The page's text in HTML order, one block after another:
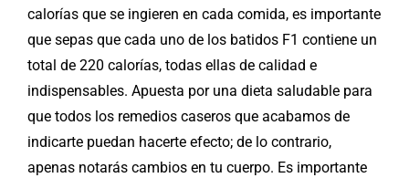
calorías que se ingieren en cada comida, es importante
que sepas que cada uno de los batidos F1 contiene un
total de 220 calorías, todas ellas de calidad e
indispensables. Apuesta por una dieta saludable para
que todos los remedios caseros que acabamos de
indicarte puedan hacerte efecto; de lo contrario,
apenas notarás cambios en tu cuerpo. Es importante